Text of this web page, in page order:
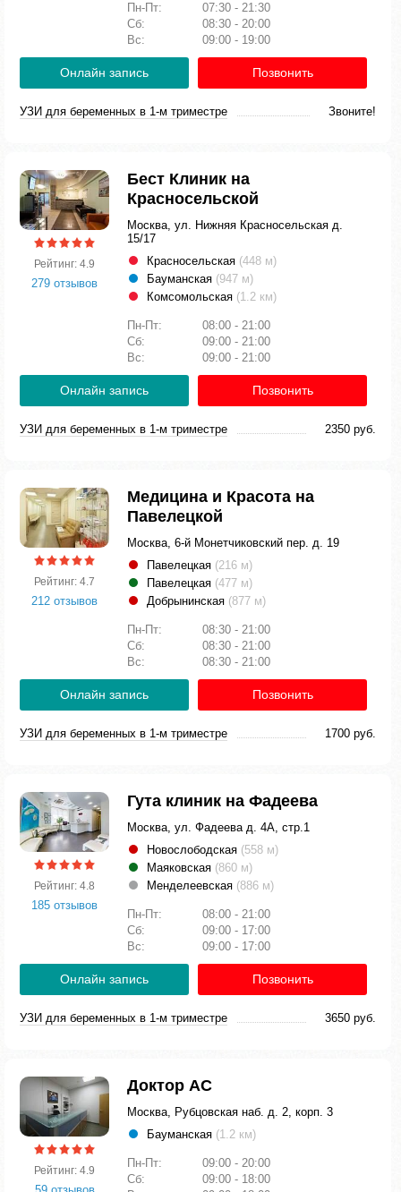
Пн-Пт:
07:30 - 21:30
Сб:
08:30 - 20:00
Вс:
09:00 - 19:00
Онлайн запись Позвонить
УЗИ для беременных в 1-м триместре Звоните!
Рейтинг: 4.9
279 отзывов
Бест Клиник на
Красносельской
Москва, ул. Нижняя Красносельская д.
15/17
Красносельская (448 м)
Бауманская (947 м)
Комсомольская (1.2 км)
Пн-Пт:
08:00 - 21:00
Сб:
09:00 - 21:00
Вс:
09:00 - 21:00
Онлайн запись Позвонить
УЗИ для беременных в 1-м триместре 2350 руб.
Рейтинг: 4.7
212 отзывов
Медицина и Красота на
Павелецкой
Москва, 6-й Монетчиковский пер. д. 19
Павелецкая (216 м)
Павелецкая (477 м)
Добрынинская (877 м)
Пн-Пт:
08:30 - 21:00
Сб:
08:30 - 21:00
Вс:
08:30 - 21:00
Онлайн запись Позвонить
УЗИ для беременных в 1-м триместре 1700 руб.
Рейтинг: 4.8
185 отзывов
Гута клиник на Фадеева
Москва, ул. Фадеева д. 4А, стр.1
Новослободская (558 м)
Маяковская (860 м)
Менделеевская (886 м)
Пн-Пт:
08:00 - 21:00
Сб:
09:00 - 17:00
Вс:
09:00 - 17:00
Онлайн запись Позвонить
УЗИ для беременных в 1-м триместре 3650 руб.
Рейтинг: 4.9
Доктор АС
Москва, Рубцовская наб. д. 2, корп. 3
Бауманская (1.2 км)
Пн-Пт:
09:00 - 20:00
Сб:
09:00 - 18:00